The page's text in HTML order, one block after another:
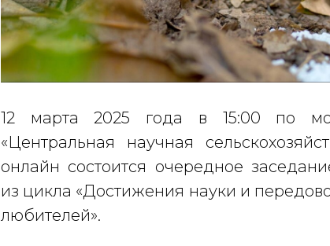
12 марта 2025 года в 15:00 по
«Центральная научная
онлайн состоится очередное
из цикла «Достижения науки и
любителей».